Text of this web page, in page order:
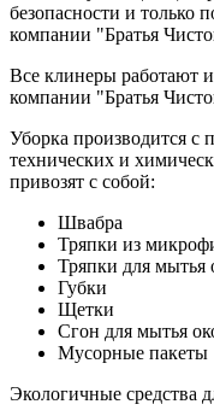
безопасности и только
компании "Братья
Все клинеры работают
компании "Братья
Уборка производится
технических и
привозят с собой:
Швабра
Тряпки из
Тряпки для мытья
Губки
Щетки
Сгон для мытья
Мусорные пакеты
Экологичные средства